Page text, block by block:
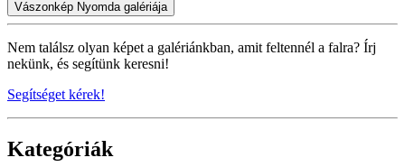
Vászonkép Nyomda galériája
Nem találsz olyan képet a galériánkban, amit feltennél a falra? Írj
nekünk, és segítünk keresni!
Segítséget kérek!
Kategóriák